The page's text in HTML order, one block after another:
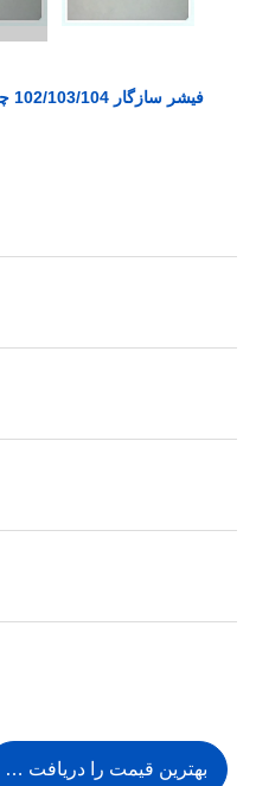
بهترین قیمت را دریافت کنید